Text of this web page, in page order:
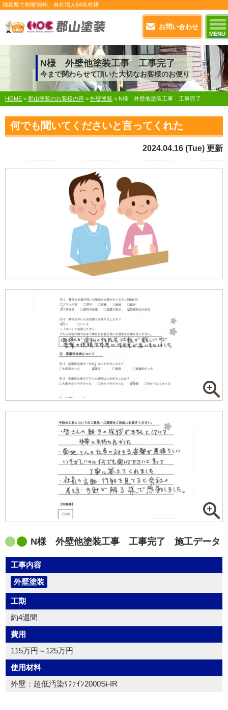
お問い合わせ
MENU
福島県で創業98年 、自社職人 64名在籍
N様 外壁他塗装工事 工事完了
今まで関わらせて頂いた大切なお客様のお便り
HOME > 郡山塗装のお客様の声 > 外壁塗装 > N様 外壁他塗装工事 工事完了
何でも聞いてくださいと言ってくれた
2024.04.16 (Tue) 更新
N様 外壁他塗装工事 工事完了 施工データ
工事内容
外壁塗装
工期
約4週間
費用
115万円～125万円
使用材料
外壁：超低汚染ﾘﾌｧｲﾝ2000Si-IR